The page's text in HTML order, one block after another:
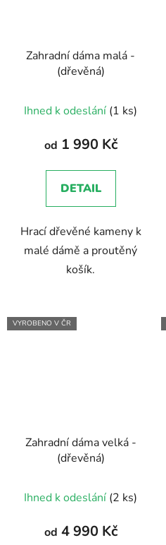
Zahradní dáma malá -
(dřevěná)
Ihned k odeslání (1 ks)
od 1 990 Kč
DETAIL
Hrací dřevěné kameny k
malé dámě a proutěný
košík.
VYROBENO V ČR
Zahradní dáma velká -
(dřevěná)
Ihned k odeslání (2 ks)
od 4 990 Kč